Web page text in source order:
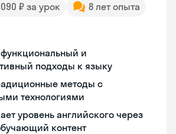
₽ за урок
8 лет опыта
функциональный и
подходы к языку
методы с
технологиями
уровень английского через
контент